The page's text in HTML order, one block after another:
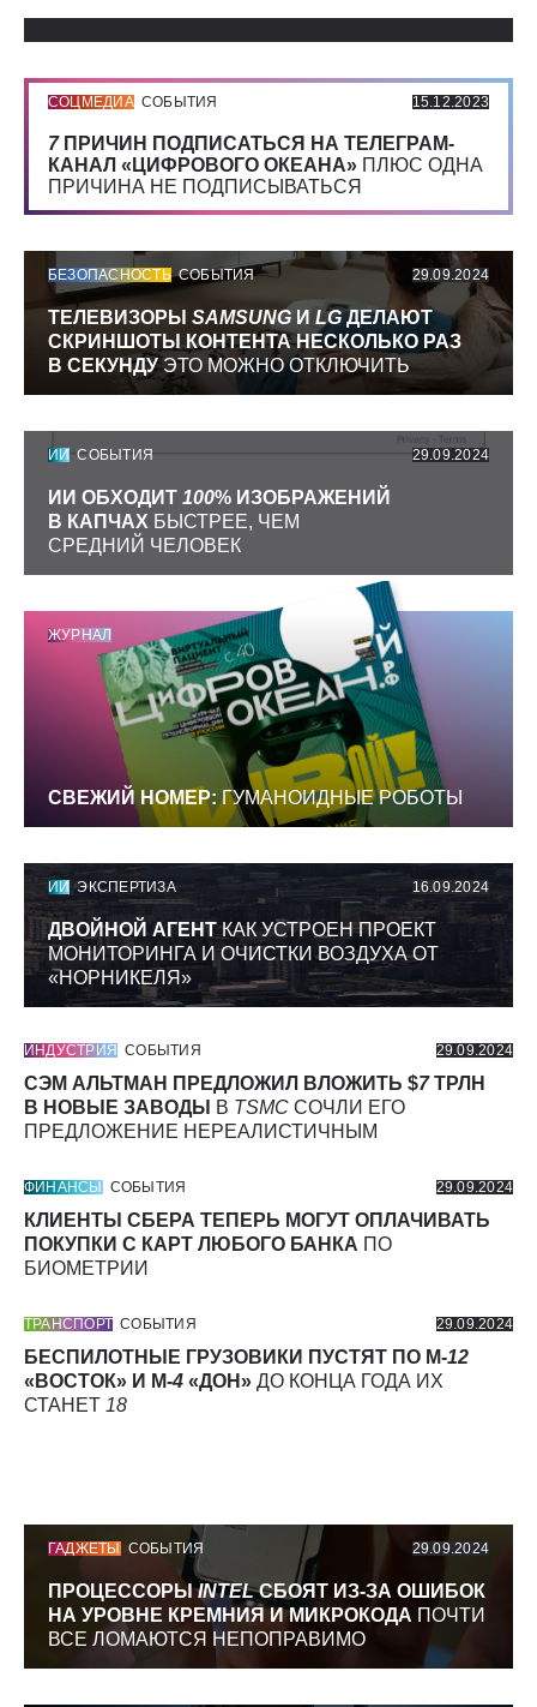
СОЦМЕДИА СОБЫТИЯ 15.12.2023
7 ПРИЧИН ПОДПИСАТЬСЯ НА ТЕЛЕГРАМ-
КАНАЛ «ЦИФРОВОГО ОКЕАНА» ПЛЮС ОДНА
ПРИЧИНА НЕ ПОДПИСЫВАТЬСЯ
БЕЗОПАСНОСТЬ СОБЫТИЯ 29.09.2024
ТЕЛЕВИЗОРЫ SAMSUNG И LGДЕЛАЮТ
СКРИНШОТЫ КОНТЕНТА НЕСКОЛЬКО РАЗ
В СЕКУНДУЭТО МОЖНО ОТКЛЮЧИТЬ
ИИ СОБЫТИЯ 29.09.2024
ИИ ОБХОДИТ 100% ИЗОБРАЖЕНИЙ
В КАПЧАХ БЫСТРЕЕ, ЧЕМ
СРЕДНИЙ ЧЕЛОВЕК
ЖУРНАЛ
СВЕЖИЙ НОМЕР: ГУМАНОИДНЫЕ РОБОТЫ
ИИ ЭКСПЕРТИЗА 16.09.2024
ДВОЙНОЙ АГЕНТКАК УСТРОЕН ПРОЕКТ
МОНИТОРИНГА И ОЧИСТКИ ВОЗДУХА ОТ
«НОРНИКЕЛЯ»
ИНДУСТРИЯ СОБЫТИЯ 29.09.2024
СЭМ АЛЬТМАН ПРЕДЛОЖИЛ ВЛОЖИТЬ $7ТРЛН
В НОВЫЕ ЗАВОДЫ
В TSMC СОЧЛИ ЕГО
ПРЕДЛОЖЕНИЕ НЕРЕАЛИСТИЧНЫМ
ФИНАНСЫ СОБЫТИЯ 29.09.2024
КЛИЕНТЫ СБЕРА ТЕПЕРЬ МОГУТ ОПЛАЧИВАТЬ
ПОКУПКИ С КАРТ ЛЮБОГО БАНКА ПО
БИОМЕТРИИ
ТРАНСПОРТ СОБЫТИЯ 29.09.2024
БЕСПИЛОТНЫЕ ГРУЗОВИКИ ПУСТЯТ ПО М-12
«ВОСТОК» И М-4 «ДОН» ДО КОНЦА ГОДА ИХ
СТАНЕТ 18
ГАДЖЕТЫ СОБЫТИЯ 29.09.2024
ПРОЦЕССОРЫINTELСБОЯТ ИЗ-ЗА ОШИБОК
НА УРОВНЕ КРЕМНИЯ И МИКРОКОДА ПОЧТИ
ВСЕ ЛОМАЮТСЯ НЕПОПРАВИМО